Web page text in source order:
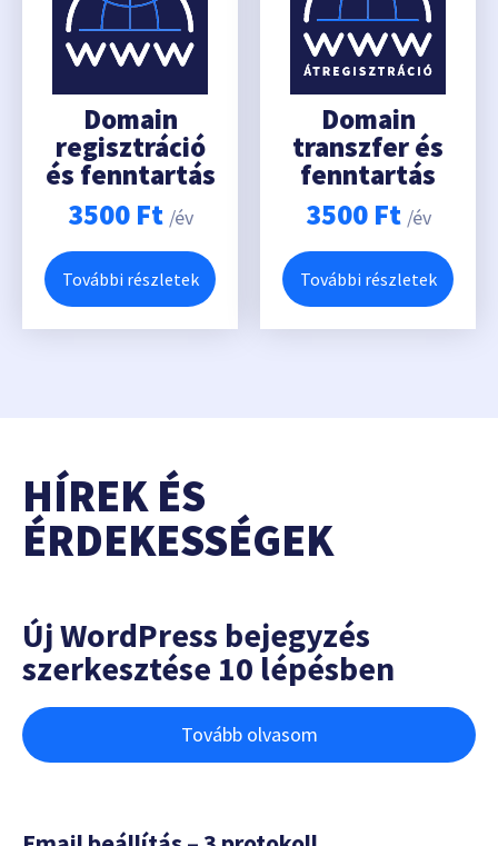
Domain
regisztráció
és fenntartás
3500 Ft /év
További részletek
Domain
transzfer és
fenntartás
3500 Ft /év
További részletek
HÍREK ÉS
ÉRDEKESSÉGEK
Új WordPress bejegyzés
szerkesztése 10 lépésben
Tovább olvasom